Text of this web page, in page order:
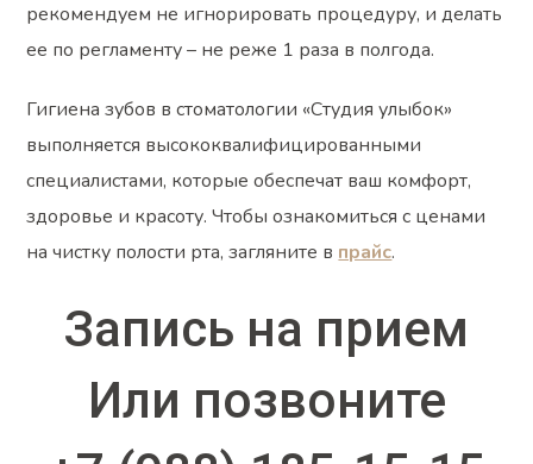
рекомендуем не игнорировать процедуру, и делать
ее по регламенту – не реже 1 раза в полгода.
Гигиена зубов в стоматологии «Студия улыбок»
выполняется высококвалифицированными
специалистами, которые обеспечат ваш комфорт,
здоровье и красоту. Чтобы ознакомиться с ценами
на чистку полости рта, загляните в прайс.
Запись на прием
Или позвоните